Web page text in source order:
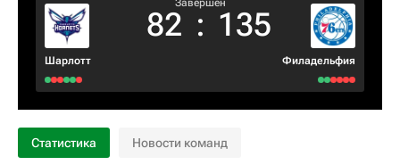
Шарлотт
Завершен
82 : 135
Филадельфия
Статистика Новости команд